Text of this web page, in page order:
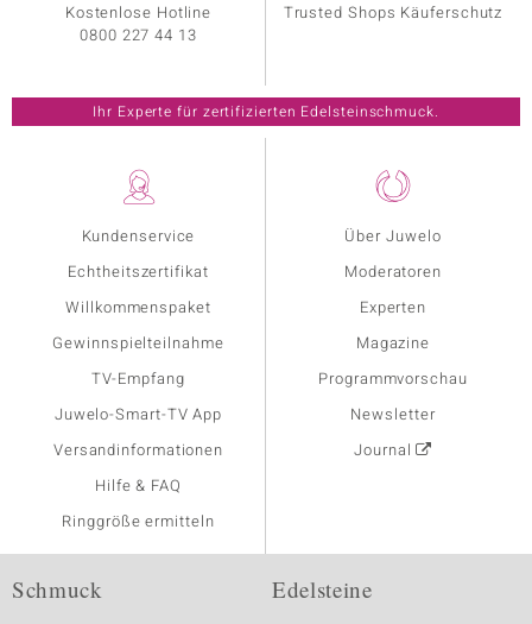
Kundenservice
Echtheitszertifikat
Willkommenspaket
Gewinnspielteilnahme
TV-Empfang
Juwelo-Smart-TV App
Versandinformationen
Hilfe & FAQ
Ringgröße ermitteln
Über Juwelo
Moderatoren
Experten
Magazine
Programmvorschau
Newsletter
Journal
Kostenlose Hotline
0800 227 44 13
Trusted Shops Käuferschutz
Ihr Experte für zertifizierten Edelsteinschmuck.
Schmuck Edelsteine